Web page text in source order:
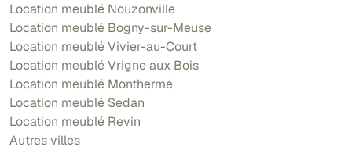
Location meublé Nouzonville
Location meublé Bogny-sur-Meuse
Location meublé Vivier-au-Court
Location meublé Vrigne aux Bois
Location meublé Monthermé
Location meublé Sedan
Location meublé Revin
Autres villes